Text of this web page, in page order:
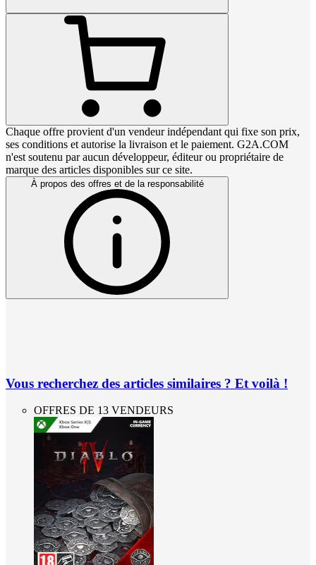
Chaque offre provient d'un vendeur indépendant qui fixe son prix,
ses conditions et autorise la livraison et le paiement. G2A.COM
n'est soutenu par aucun développeur, éditeur ou propriétaire de
marque des articles disponibles sur ce site.
À propos des offres et de la responsabilité
Vous recherchez des articles similaires ? Et voilà !
OFFRES DE 13 VENDEURS